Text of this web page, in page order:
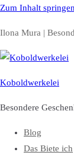
Zum Inhalt springen
Ilona Mura |
Koboldwerkelei
Besondere
Blog
Das Biete ich